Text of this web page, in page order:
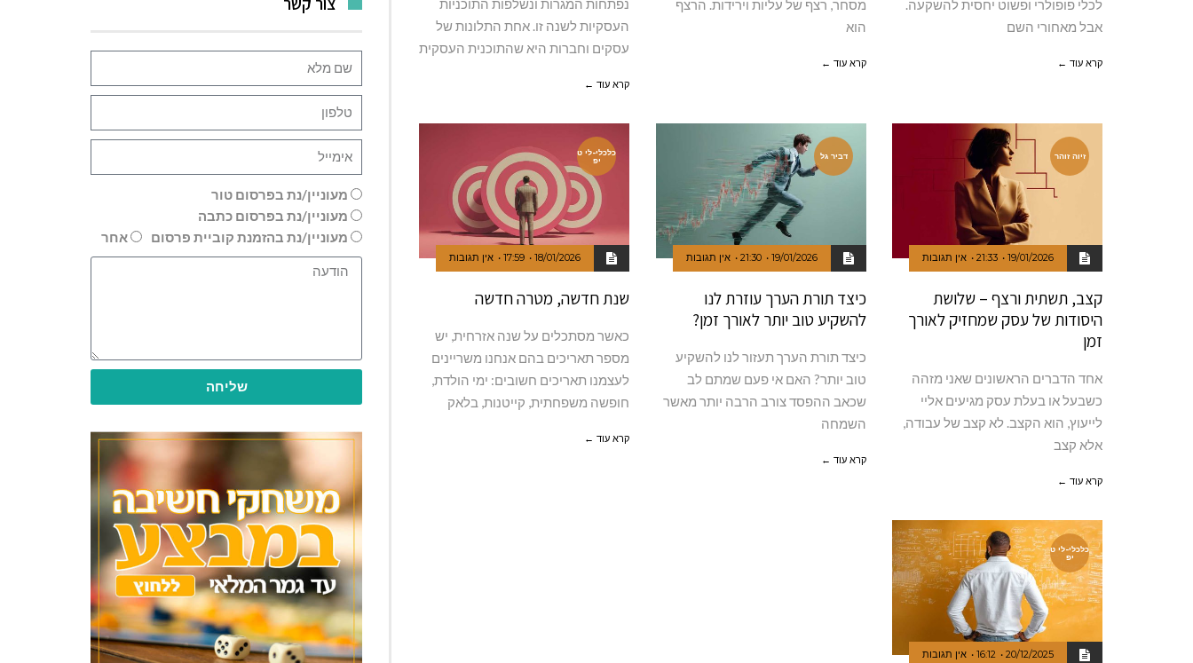
לכלי פופולרי ופשוט יחסית להשקעה.
אבל מאחורי השם
קרא עוד ←
מסחר, רצף של עליות וירידות. הרצף
הוא
קרא עוד ←
נפתחות המגרות ונשלפות התוכניות
העסקיות לשנה זו. אחת התלונות של
עסקים וחברות היא שהתוכנית העסקית
קרא עוד ←
זיוה זוהר
19/01/2026
21:33 אין תגובות
קצב, תשתית ורצף – שלושת
היסודות של עסק שמחזיק לאורך
זמן
אחד הדברים הראשונים שאני מזהה
כשבעל או בעלת עסק מגיעים אליי
לייעוץ, הוא הקצב. לא קצב של עבודה,
אלא קצב
קרא עוד ←
דביר גל
19/01/2026
21:30 אין תגובות
כיצד תורת הערך עוזרת לנו
להשקיע טוב יותר לאורך זמן?
כיצד תורת הערך תעזור לנו להשקיע
טוב יותר? האם אי פעם שמתם לב
שכאב ההפסד צורב הרבה יותר מאשר
השמחה
קרא עוד ←
כלכלי-לי ט
יפ
18/01/2026
17:59 אין תגובות
שנת חדשה, מטרה חדשה
כאשר מסתכלים על שנה אזרחית, יש
מספר תאריכים בהם אנחנו משריינים
לעצמנו תאריכים חשובים: ימי הולדת,
חופשה משפחתית, קייטנות, בלאק
קרא עוד ←
כלכלי-לי ט
יפ
20/12/2025
16:12 אין תגובות
מעוניין/נת בפרסום טור
מעוניין/נת בפרסום כתבה
מעוניין/נת בהזמנת קוביית פרסום
אחר
שליחה